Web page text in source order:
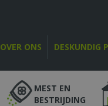
OVER ONS DESKUNDIG
MEST EN
BESTRIJDING